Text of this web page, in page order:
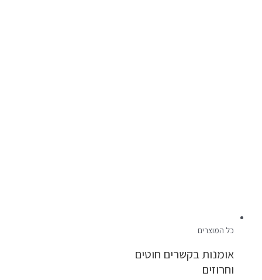
כל המוצרים
אומנות בקשרים חוטים
וחרוזים